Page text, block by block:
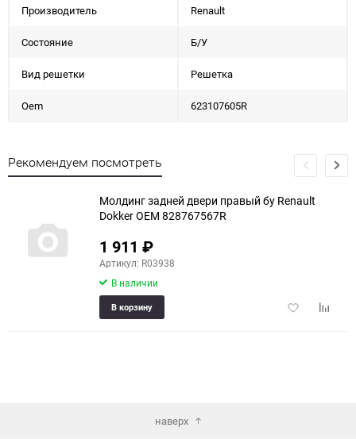
Производитель Renault
Состояние Б/У
Вид решетки Решетка
Oem 623107605R
Рекомендуем посмотреть
Молдинг задней двери правый бу Renault
Dokker OEM 828767567R
1 911 ₽
Артикул: R03938
В наличии
Добавить
В корзину
наверх